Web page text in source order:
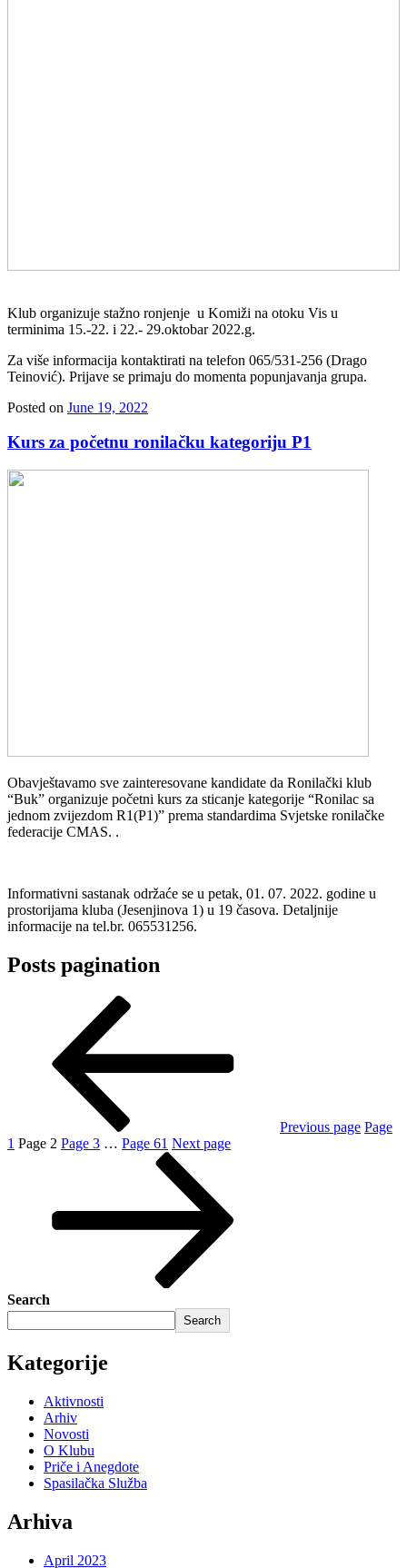
Klub organizuje stažno ronjenje u Komiži na otoku Vis u
terminima 15.-22. i 22.- 29.oktobar 2022.g.
Za više informacija kontaktirati na telefon 065/531-256 (Drago
Teinović). Prijave se primaju do momenta popunjavanja grupa.
Posted on June 19, 2022
Kurs za početnu ronilačku kategoriju P1
Obavještavamo sve zainteresovane kandidate da Ronilački klub
“Buk” organizuje početni kurs za sticanje kategorije “Ronilac sa
jednom zvijezdom R1(P1)” prema standardima Svjetske ronilačke
federacije CMAS. .
Informativni sastanak održaće se u petak, 01. 07. 2022. godine u
prostorijama kluba (Jesenjinova 1) u 19 časova. Detaljnije
informacije na tel.br. 065531256.
Posts pagination
Previous page Page
1 Page 2 Page 3 … Page 61 Next page
Search
Search
Kategorije
Aktivnosti
Arhiv
Novosti
O Klubu
Priče i Anegdote
Spasilačka Služba
Arhiva
April 2023